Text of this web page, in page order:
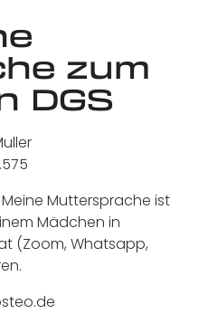
zum
DGS
Muttersprache ist
Mädchen in
(Zoom, Whatsapp,